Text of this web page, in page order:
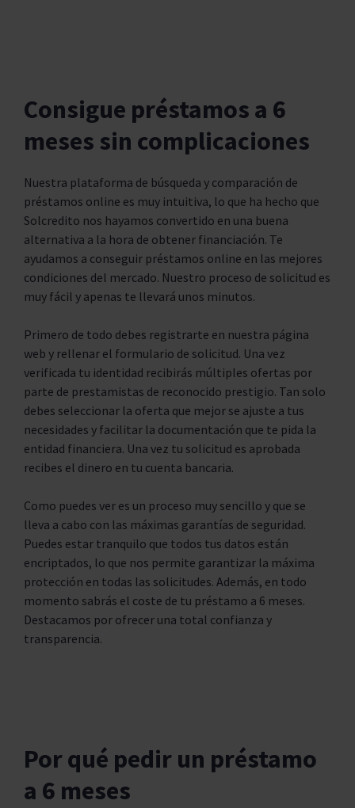
Consigue préstamos a 6
meses sin complicaciones
Nuestra plataforma de búsqueda y comparación de
préstamos online es muy intuitiva, lo que ha hecho que
Solcredito nos hayamos convertido en una buena
alternativa a la hora de obtener financiación. Te
ayudamos a conseguir préstamos online en las mejores
condiciones del mercado. Nuestro proceso de solicitud es
muy fácil y apenas te llevará unos minutos.
Primero de todo debes registrarte en nuestra página
web y rellenar el formulario de solicitud. Una vez
verificada tu identidad recibirás múltiples ofertas por
parte de prestamistas de reconocido prestigio. Tan solo
debes seleccionar la oferta que mejor se ajuste a tus
necesidades y facilitar la documentación que te pida la
entidad financiera. Una vez tu solicitud es aprobada
recibes el dinero en tu cuenta bancaria.
Como puedes ver es un proceso muy sencillo y que se
lleva a cabo con las máximas garantías de seguridad.
Puedes estar tranquilo que todos tus datos están
encriptados, lo que nos permite garantizar la máxima
protección en todas las solicitudes. Además, en todo
momento sabrás el coste de tu préstamo a 6 meses.
Destacamos por ofrecer una total confianza y
transparencia.
Por qué pedir un préstamo
a 6 meses